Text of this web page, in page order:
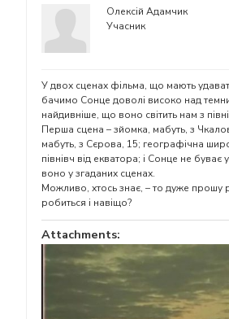
Олексій Адамчик
Учасник
У двох сценах фільма, що мають
бачимо Сонце доволі високо над
найдивніше, що воно світить нам з
Перша сцена – зйомка, мабуть, з
мабуть, з Сєрова, 15; географічна
півнівч від екватора; і Сонце не буває
воно у згаданих сценах.
Можливо, хтось знає, – то дуже прошу
робиться і навіщо?
Attachments: